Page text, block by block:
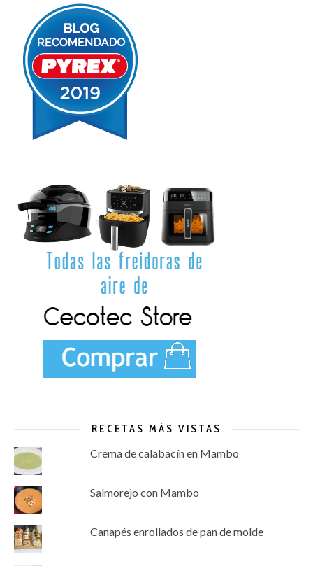
RECETAS MÁS VISTAS
Crema de calabacín en Mambo
Salmorejo con Mambo
Canapés enrollados de pan de molde